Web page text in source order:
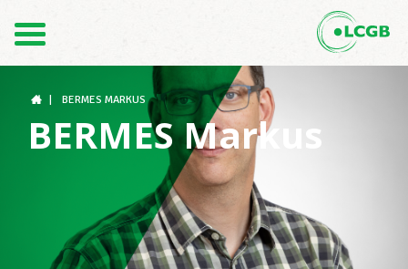
FR
DE
Structures syndicales
BERMES MARKUS
BERMES Markus